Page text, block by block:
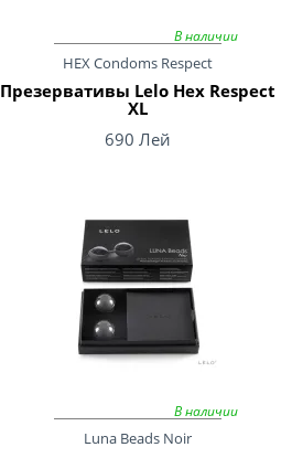
В наличии
HEX Condoms Respect
Презервативы Lelo Hex Respect
XL
690 Лей
В наличии
Luna Beads Noir